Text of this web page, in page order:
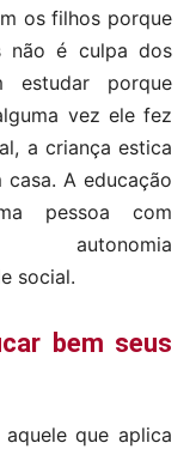
os filhos porque
não é culpa dos
estudar porque
vez ele fez
a criança estica
A educação
pessoa com
autonomia
social.
bem seus
que aplica